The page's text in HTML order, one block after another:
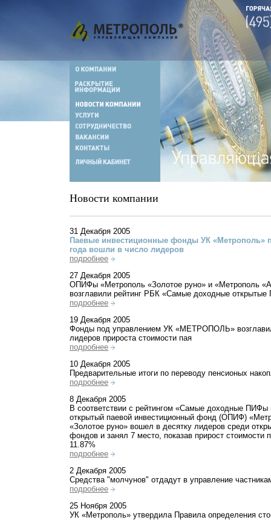
Новости компании
31 Декабря 2005
Паевые инвестиционные фонды УК «Метрополь»
года вошли в число лидеров
подробнее
27 Декабря 2005
ОПИФы «Метрополь «Золотое руно» и «Метрополь
возглавили рейтинг РБК «Самые доходные
подробнее
19 Декабря 2005
Фонды под управлением УК «МЕТРОПОЛЬ»
лидеров прироста стоимости пая
подробнее
10 Декабря 2005
Предварительные итоги по переводу пенсионых
подробнее
8 Декабря 2005
В соответствии с рейтингом «Самые доходные ПИФы
открытый паевой инвестиционный фонд (ОПИФ)
«Золотое руно» вошел в десятку лидеров среди
фондов и занял 7 место, показав прирост стоимости
11.87%
подробнее
2 Декабря 2005
Средства "молчунов" отдадут в управление
подробнее
25 Ноября 2005
УК «Метрополь» утвердила Правила определения